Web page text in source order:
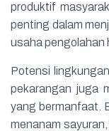
produktif
penting dalam
usaha pengolahan
Potensi
pekarangan juga
yang bermanfaat.
menanam